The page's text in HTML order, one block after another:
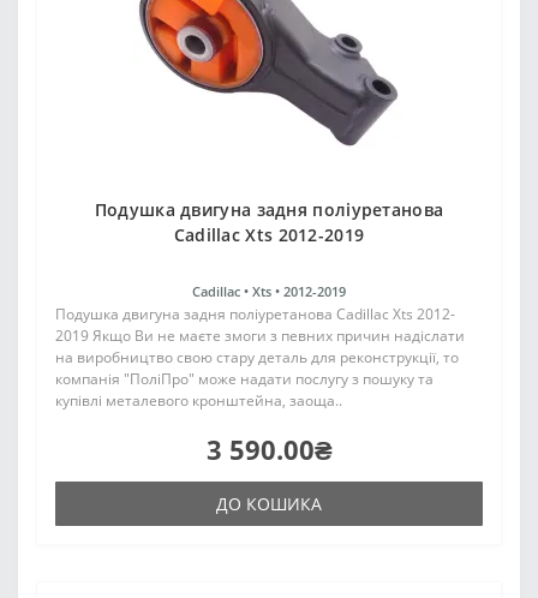
Подушка двигуна задня поліуретанова
Cadillac Xts 2012-2019
Cadillac • Xts • 2012-2019
Подушка двигуна задня поліуретанова Cadillac Xts 2012-
2019 Якщо Ви не маєте змоги з певних причин надіслати
на виробництво свою стару деталь для реконструкції, то
компанія "ПоліПро" може надати послугу з пошуку та
купівлі металевого кронштейна, заоща..
3 590.00₴
ДО КОШИКА